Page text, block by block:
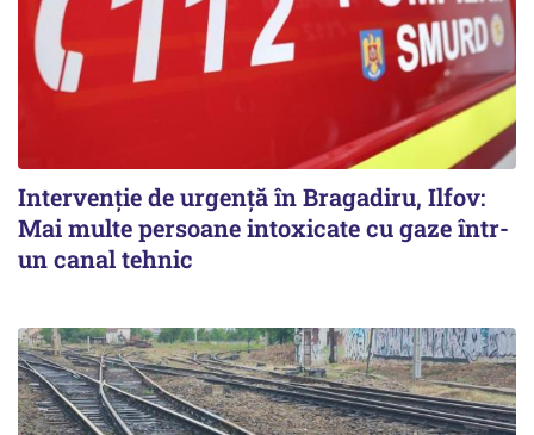
Intervenție de urgență în Bragadiru, Ilfov:
Mai multe persoane intoxicate cu gaze într-
un canal tehnic